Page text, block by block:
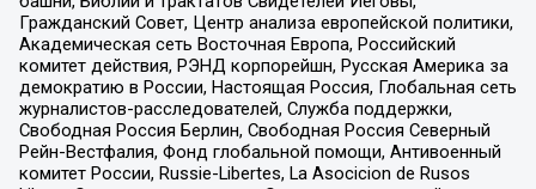
Гражданский Совет, Центр анализа европейской политики,
Академическая сеть Восточная Европа, Российский
комитет действия, РЭНД корпорейшн, Русская Америка за
демократию в России, Настоящая Россия, Глобальная сеть
журналистов-расследователей, Служба поддержки,
Свободная Россия Берлин, Свободная Россия Северный
Рейн-Вестфалия, Фонд глобальной помощи, Антивоенный
комитет России, Russie-Libertes, La Asocicion de Rusos